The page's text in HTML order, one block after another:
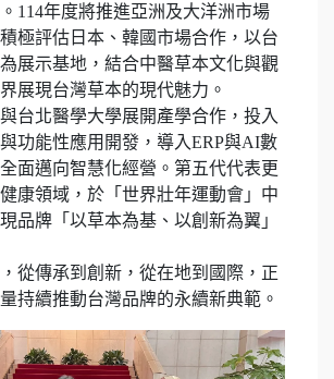
114年度將推進亞洲及大洋洲市場
極評估日本、韓國市場合作，以台
展示基地，結合中醫草本文化與觀
展現台灣草本的現代魅力。
台北醫學大學展開產學合作，投入
功能性應用開發，導入ERP與AI數
面邁向智慧化經營。第五代代表更
康領域，於「世界壯年運動會」中
品牌「以草本為基、以創新為翼」
從傳承到創新，從在地到國際，正
持續推動台灣品牌的永續新典範。